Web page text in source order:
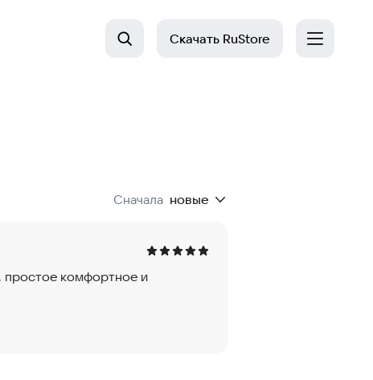
Скачать RuStore
Сначала новые
простое комфортное и